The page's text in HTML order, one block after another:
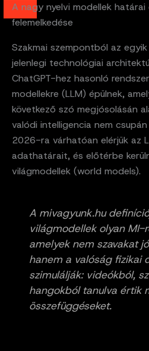
A nagy nyelvi modellek
felemelkedése
Szakmai szempontból az
jelenlegi technológiai
ChatGPT-hez hasonló
modellekre (LLM) épülnek,
következő szó megjósolásán
valódi intelligencia nem
2026-ra várhatóan elérjük az
adathatárait, és előtérbe
világmodellek (world models).
A mivagyunk.hu
világmodellek olyan MI-
amelyek nem szavakat
hanem a valóság fizikai
szimulálják: videókból,
hangokból tanulva értik
összefüggéseket.